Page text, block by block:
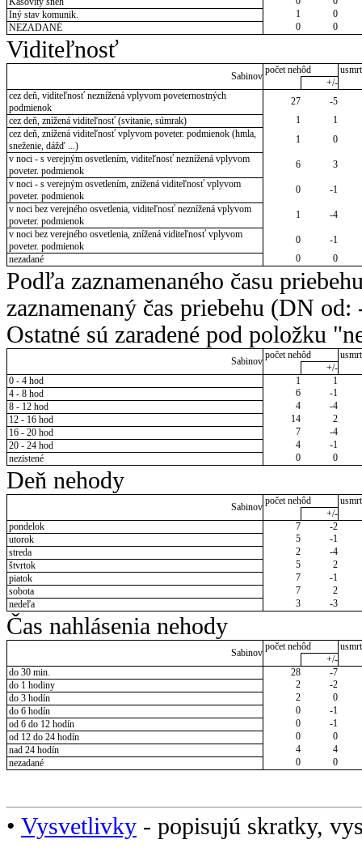
Iný stav komunik.
1
0
NEZADANÉ
0 0
Viditeľnosť
Sabinov
počet nehôd
+/-
cez deň, viditeľnosť neznížená vplyvom poveternostných
podmienok
27
-5
cez deň, znížená viditeľnosť (svitanie, súmrak)
1
1
cez deň, znížená viditeľnosť vplyvom poveter. podmienok (hmla,
sneženie, dážď ...)
1
0
v noci - s verejným osvetlením, viditeľnosť neznížená vplyvom
poveter. podmienok
6
3
v noci - s verejným osvetlením, znížená viditeľnosť vplyvom
poveter. podmienok
0
-1
v noci bez verejného osvetlenia, viditeľnosť neznížená vplyvom
poveter. podmienok
1
-4
v noci bez verejného osvetlenia, znížená viditeľnosť vplyvom
poveter. podmienok
0
-1
nezadané
0 0
Podľa zaznamenaného času
zaznamenaný čas priebehu (DN
Ostatné sú zaradené pod položku
Sabinov
počet nehôd
+/-
0 - 4 hod
1
1
4 - 8 hod
6
-1
8 - 12 hod
4
-4
12 - 16 hod
14
2
16 - 20 hod
7
-4
20 - 24 hod
4
-1
nezistené
0 0
Deň nehody
Sabinov
počet nehôd
+/-
pondelok
7
-2
utorok
5
-1
streda
2
-4
štvrtok
5
2
piatok
7
-1
sobota
7
2
nedeľa
3 -3
Čas nahlásenia nehody
Sabinov
počet nehôd
+/-
do 30 min.
28
-7
do 1 hodiny
2
-2
do 3 hodín
2
0
do 6 hodín
0
-1
od 6 do 12 hodín
0
-1
od 12 do 24 hodín
0
0
nad 24 hodín
4
4
nezadané
0 0
• Vysvetlivky - popisujú skratky,